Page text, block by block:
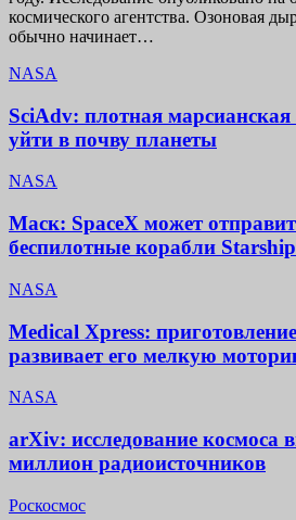
космического агентства. Озоновая
обычно начинает…
NASA
SciAdv: плотная
уйти в почву планеты
NASA
Маск: SpaceX может
беспилотные корабли
NASA
Medical Xpress:
развивает его мелкую
NASA
arXiv: исследование космоса
миллион радиоисточников
Роскосмос